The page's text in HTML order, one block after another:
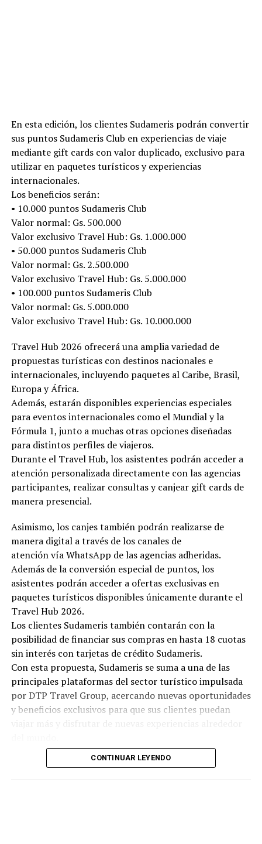
En esta edición, los clientes Sudameris podrán convertir
sus puntos Sudameris Club en experiencias de viaje
mediante gift cards con valor duplicado, exclusivo para
utilizar en paquetes turísticos y experiencias
internacionales.
Los beneficios serán:
• 10.000 puntos Sudameris Club
Valor normal: Gs. 500.000
Valor exclusivo Travel Hub: Gs. 1.000.000
• 50.000 puntos Sudameris Club
Valor normal: Gs. 2.500.000
Valor exclusivo Travel Hub: Gs. 5.000.000
• 100.000 puntos Sudameris Club
Valor normal: Gs. 5.000.000
Valor exclusivo Travel Hub: Gs. 10.000.000
Travel Hub 2026 ofrecerá una amplia variedad de
propuestas turísticas con destinos nacionales e
internacionales, incluyendo paquetes al Caribe, Brasil,
Europa y África.
Además, estarán disponibles experiencias especiales
para eventos internacionales como el Mundial y la
Fórmula 1, junto a muchas otras opciones diseñadas
para distintos perfiles de viajeros.
Durante el Travel Hub, los asistentes podrán acceder a
atención personalizada directamente con las agencias
participantes, realizar consultas y canjear gift cards de
manera presencial.
Asimismo, los canjes también podrán realizarse de
manera digital a través de los canales de
atención vía WhatsApp de las agencias adheridas.
Además de la conversión especial de puntos, los
asistentes podrán acceder a ofertas exclusivas en
paquetes turísticos disponibles únicamente durante el
Travel Hub 2026.
Los clientes Sudameris también contarán con la
posibilidad de financiar sus compras en hasta 18 cuotas
sin interés con tarjetas de crédito Sudameris.
Con esta propuesta, Sudameris se suma a una de las
principales plataformas del sector turístico impulsada
por DTP Travel Group, acercando nuevas oportunidades
y beneficios exclusivos para que sus clientes puedan
CONTINUAR LEYENDO